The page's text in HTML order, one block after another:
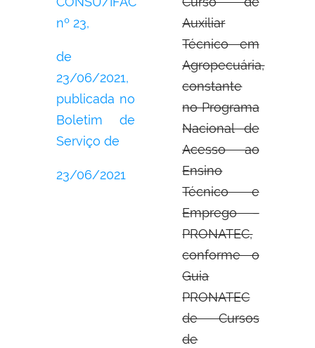
nº 23,
de
23/06/2021,
publicada no
Boletim de
Serviço de
23/06/2021
Auxiliar
Técnico em
Agropecuária,
constante
no Programa
Nacional de
Acesso ao
Ensino
Técnico e
Emprego –
PRONATEC,
conforme o
Guia
PRONATEC
de Cursos
de